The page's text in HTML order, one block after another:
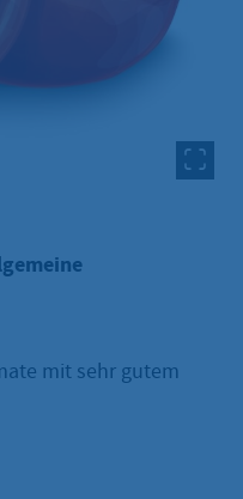
mit sehr gutem